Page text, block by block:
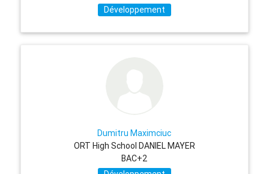
Développement
Dumitru Maximciuc
ORT High School DANIEL MAYER
BAC+2